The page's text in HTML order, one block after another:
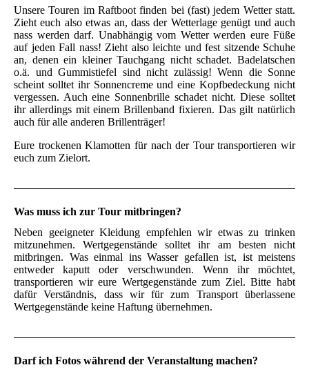
Unsere Touren im Raftboot finden bei (fast) jedem Wetter statt.
Zieht euch also etwas an, dass der Wetterlage genügt und auch
nass werden darf. Unabhängig vom Wetter werden eure Füße
auf jeden Fall nass! Zieht also leichte und fest sitzende Schuhe
an, denen ein kleiner Tauchgang nicht schadet. Badelatschen
o.ä. und Gummistiefel sind nicht zulässig! Wenn die Sonne
scheint solltet ihr Sonnencreme und eine Kopfbedeckung nicht
vergessen. Auch eine Sonnenbrille schadet nicht. Diese solltet
ihr allerdings mit einem Brillenband fixieren. Das gilt natürlich
auch für alle anderen Brillenträger!
Eure trockenen Klamotten für nach der Tour transportieren wir
euch zum Zielort.
Was muss ich zur Tour mitbringen?
Neben geeigneter Kleidung empfehlen wir etwas zu trinken
mitzunehmen. Wertgegenstände solltet ihr am besten nicht
mitbringen. Was einmal ins Wasser gefallen ist, ist meistens
entweder kaputt oder verschwunden. Wenn ihr möchtet,
transportieren wir eure Wertgegenstände zum Ziel. Bitte habt
dafür Verständnis, dass wir für zum Transport überlassene
Wertgegenstände keine Haftung übernehmen.
Darf ich Fotos während der Veranstaltung machen?